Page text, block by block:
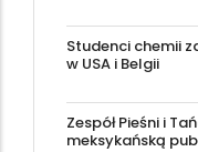
Studenci chemii
w USA i Belgii
Zespół Pieśni i
meksykańską